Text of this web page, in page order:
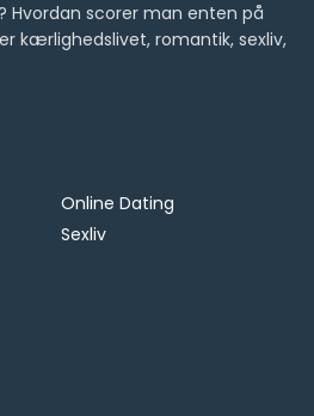
Hvordan scorer man enten på
kærlighedslivet, romantik, sexliv,
Online Dating
Sexliv